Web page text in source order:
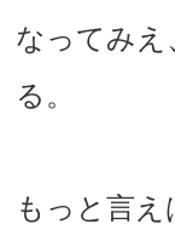
なってみえ
る。
もっと言